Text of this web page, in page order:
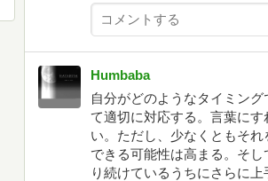
Humbaba
自分がどのようなタイミン
て適切に対応する。言葉に
い。ただし、少なくともそ
できる可能性は高まる。そ
り続けているうちにさらに上